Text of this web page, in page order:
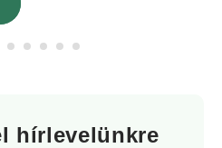
hírlevelünkre